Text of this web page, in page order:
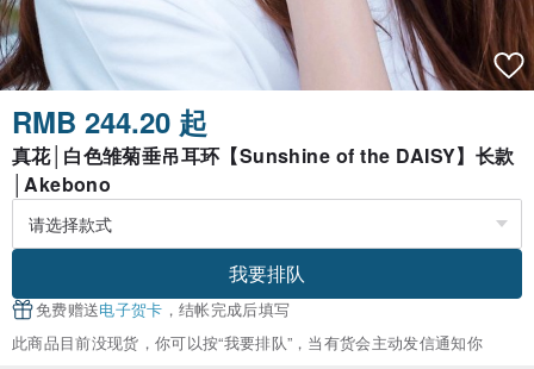
RMB 244.20 起
真花│白色雏菊垂吊耳环【Sunshine of the DAISY】长款
│Akebono
我要排队
免费赠送电子贺卡 ，结帐完成后填写
此商品目前没现货，你可以按“我要排队”，当有货会主动发信通知你